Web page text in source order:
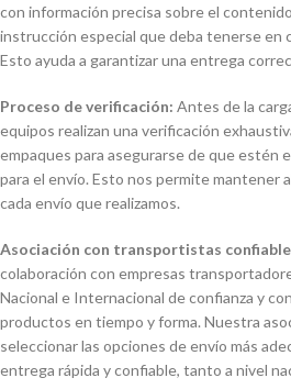
con información precisa sobre el
instrucción especial que deba tenerse
Esto ayuda a garantizar una entrega
Proceso de verificación: Antes de la
equipos realizan una verificación
empaques para asegurarse de que estén
para el envío. Esto nos permite mantener
cada envío que realizamos.
Asociación con transportistas
colaboración con empresas
Nacional e Internacional de confianza y
productos en tiempo y forma. Nuestra
seleccionar las opciones de envío más
entrega rápida y confiable, tanto a nivel